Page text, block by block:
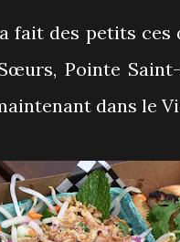
fait des petits ces
Pointe
dans le